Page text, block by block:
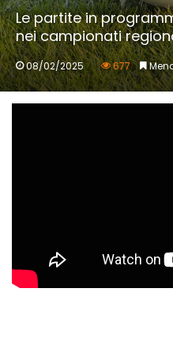
Le partite in
nei campionati
08/02/2025 677